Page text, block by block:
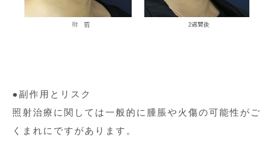
●副作用とリスク
照射治療に関しては一般的に腫脹や火傷の可能性がご
くまれにですがあります。